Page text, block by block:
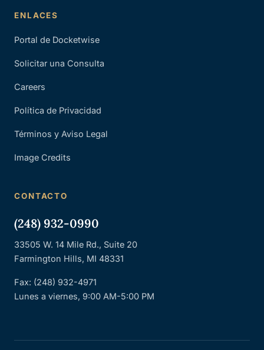
ENLACES
Portal de Docketwise
Solicitar una Consulta
Careers
Política de Privacidad
Términos y Aviso Legal
Image Credits
CONTACTO
(248) 932-0990
33505 W. 14 Mile Rd., Suite 20
Farmington Hills, MI 48331
Fax: (248) 932-4971
Lunes a viernes, 9:00 AM-5:00 PM